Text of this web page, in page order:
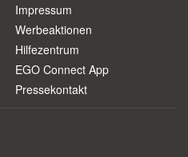
Impressum
Werbeaktionen
Hilfezentrum
EGO Connect App
Pressekontakt